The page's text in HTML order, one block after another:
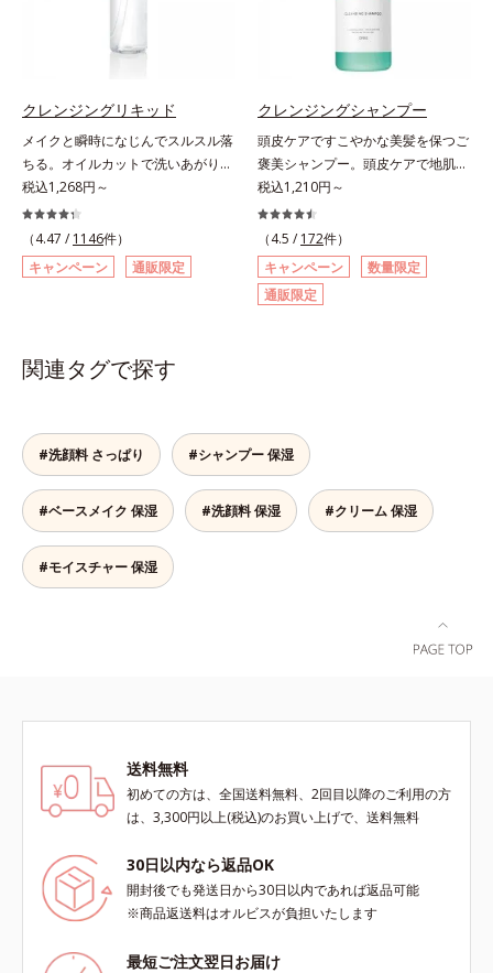
本放射線影響学会第53回大会で
*3 うるおいにより透明感のある肌
*4 うるおいによる*5 メラノサイト
まで*6 シミ・ソバカスが肌表面に
あらわれること*7 L-アスコルビン
酸 2-グルコシド*8 L-アスコルビン
酸 2-グルコシド、パウダルコ樹皮エ
キス、油溶性甘草エキス(2)*9 乾燥
など※ウォッシュには高圧処理ビタ
タイプ（普通肌～乾性肌）*1 シ
ミ・ソバカスが肌表面にあらわれる
こと*2 メラニンの生成を抑え、シ
よる透明感のある肌*4 日本化粧品
トに着目し、日本放射線影響学会第
53回大会で2010年10月に初めて発
表したこと*5 うるおいによる*6 メ
ラノサイトまで*7 L-アスコルビン
酸 2-グルコシド*8 L-アスコルビン
酸 2-グルコシド、パウダルコ樹皮エ
キス、油溶性甘草エキス（2）*9 乾
ず風味」、芳醇なマスカットの香り
「マスカット風味」、ピーチの甘い
香りと爽やかな甘味が楽しめる「ピ
ーチ風味」の3種のフレーバーをご
用意。その日の気分に合わせてチョ
イスできるから、より飽きにくく、
水なしで飲めるから、毎日手軽にお
いしく続けられます。*1 販売商品
として。*2 許可表示：本品に含ま
います。
除きます。水を利用して取り除く仕
組みなので、強い酸を使った科学的
なピーリングやゴシゴシこする方法
と違い、必要以上に角質を取り過ぎ
る心配もありません。「ピーリング
は初めて」「刺激が心配…」という
方にもおすすめです。ピーリング後
の肌は、しっとりツルツルの触りご
こち。表面の角質を一枚脱いだ状態
だから、化粧水の浸透力もいつもと
手応えが変わります。お肌の状態に
合わせて週1～2回の美肌ケア。なめ
らかで透明感あふれる素肌へ導きま
クレンジングリキッド
メイクと瞬時になじんでスルスル落
ちる。オイルカットで洗いあがりス
ッキリなのに保湿成分30％以上で後
肌のうるおい感も抜群。「メイク落
ち」と「快適な洗い上がり」を叶え
る、アクアクレンジング成分を採
用。ファンデーションやポイントメ
にとろみのあるテクスチャーで肌に
ランスを保つ保湿成分なので、ヌル
つきのないみずみずしい快適な洗い
上がりです。もちろん濡れた手OK
です。また、プッシュ部分が押しや
すいボトルを採用しており、浴室で
使ってもすべりにくく、濡れた手で
も快適にお使いいただけます。
税込1,268円～
（4.47 / 1146件）
キャンペーン
通販限定
クレンジングシャンプー
頭皮ケアですこやかな美髪を保つご
褒美シャンプー。頭皮ケアで地肌環
境を整えて、地肌汚れ、ニオイ、ベ
タつきなどの夏の頭皮3大悩みをス
ッキリ解消するシャンプーです。シ
リコンフリー、アミノ酸系洗浄成分
を使用し、さらに吸着型ヒアルロン
酸(*1)や3種の植物由来エキスなど
リ。*1 ヒアルロン酸ヒドロキシプ
ロピルトリモニウム配合＝地肌にう
るおいベールで包み込む保湿成分*2
清涼成分
税込1,210円～
（4.5 / 172件）
キャンペーン
数量限定
通販限定
関連タグで探す
#洗顔料 さっぱり #シャンプー 保湿
#ベースメイク 保湿 #洗顔料 保湿 #クリーム 保湿
#モイスチャー 保湿
送料無料
初めての方は、全国送料無料、2回目以降のご利用の方
は、3,300円以上(税込)のお買い上げで、送料無料
30日以内なら返品OK
開封後でも発送日から30日以内であれば返品可能
※商品返送料はオルビスが負担いたします
最短ご注文翌日お届け